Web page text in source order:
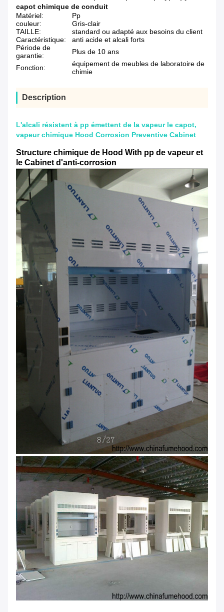
capot chimique de conduit
Matériel:
Pp
couleur:
Gris-clair
TAILLE:
standard ou adapté aux besoins du client
Caractéristique:
anti acide et alcali forts
Période de
garantie:
Plus de 10 ans
Fonction:
équipement de meubles de laboratoire de
chimie
Description
L'alcali résistent à pp émettent de la vapeur le capot,
vapeur chimique Hood Corrosion Preventive Cabinet
Structure chimique de Hood With pp de vapeur et
le Cabinet d'anti-corrosion